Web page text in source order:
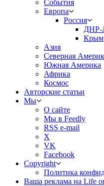
События
Европа
Россия
Крым
Азия
Северная
Южная Америка
Африка
Космос
Авторские статьи
Мы
О сайте
Мы в Feedly
RSS e-mail
X
VK
Facebook
Copyright
Политика
Ваша реклама на Life